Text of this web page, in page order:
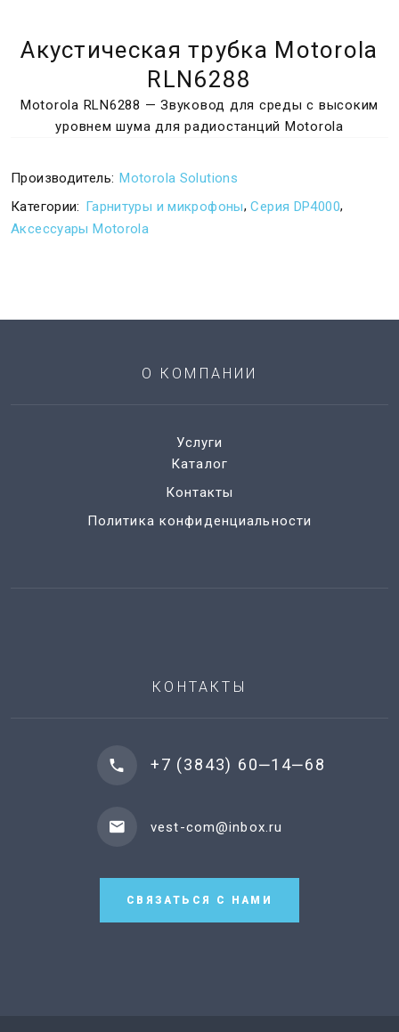
Акустическая трубка Motorola
RLN6288
Motorola RLN6288 — Звуковод для среды с высоким
уровнем шума для радиостанций Motorola
Производитель: Motorola Solutions
Категории: Гарнитуры и микрофоны,Серия DP4000,
Аксессуары Motorola
О КОМПАНИИ
Услуги
Каталог
Контакты
Политика конфиденциальности
КОНТАКТЫ
+7 (3843) 60‒14‒68
vest-com@inbox.ru
СВЯЗАТЬСЯ С НАМИ